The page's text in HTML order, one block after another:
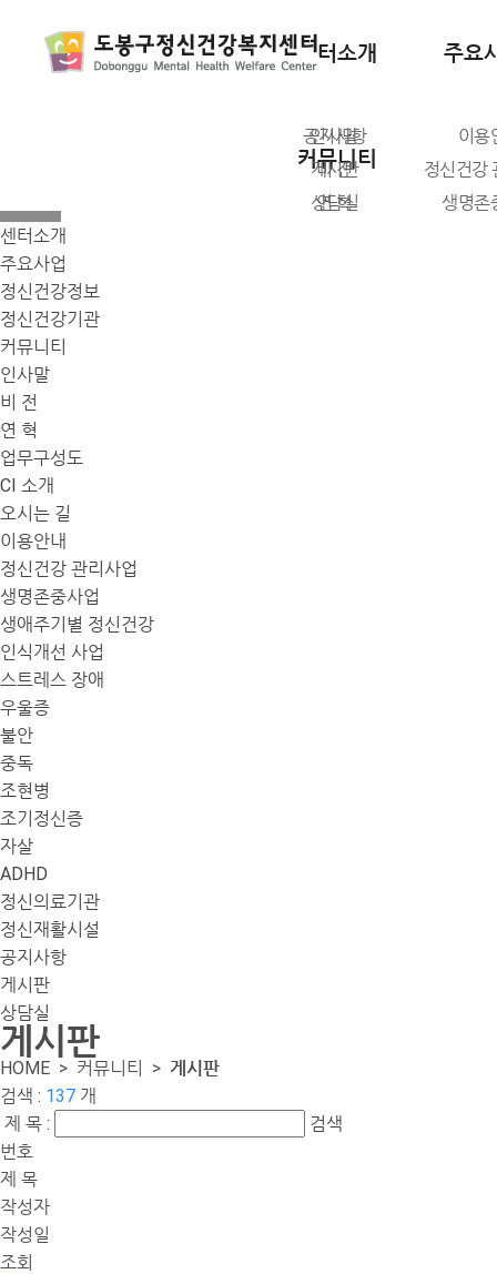
센터소개
인사말
비 전
연 혁
주요
이용
정신건강
생명존
커뮤니티
공지사항
게시판
상담실
편견과 차별없이 심리상태를 잘 살피고 챙기는것, 당신의 마인드 파
센터소개
주요사업
정신건강정보
정신건강기관
커뮤니티
인사말
비 전
연 혁
업무구성도
CI 소개
오시는 길
이용안내
정신건강 관리사업
생명존중사업
생애주기별 정신건강
인식개선 사업
스트레스 장애
우울증
불안
중독
조현병
조기정신증
자살
ADHD
정신의료기관
정신재활시설
공지사항
게시판
상담실
게시판
HOME > 커뮤니티 > 게시판
검색 : 137 개
제 목 :
검색
번호
제 목
작성자
작성일
조회